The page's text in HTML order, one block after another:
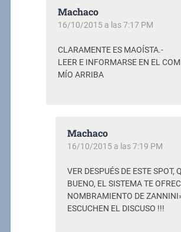
Machaco
16/10/2015 a las 7:17 PM
CLARAMENTE ES MAOÍSTA.-
LEER E INFORMARSE EN EL
MÍO ARRIBA
Machaco
16/10/2015 a las 7:19 PM
VER DESPUÉS DE ESTE SPOT,
BUENO, EL SISTEMA TE
NOMBRAMIENTO DE
ESCUCHEN EL DISCUSO !!!